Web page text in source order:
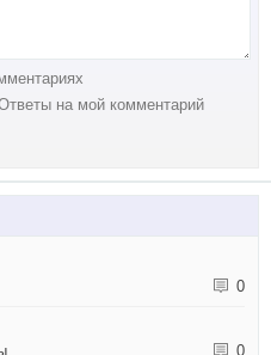
на мой комментарий
0
0